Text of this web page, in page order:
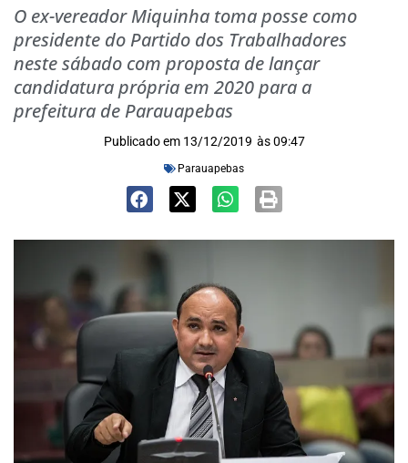
O ex-vereador Miquinha toma posse como
presidente do Partido dos Trabalhadores
neste sábado com proposta de lançar
candidatura própria em 2020 para a
prefeitura de Parauapebas
Publicado em 13/12/2019 às 09:47
Parauapebas